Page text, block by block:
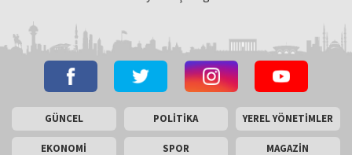
GÜNCEL POLİTİKA YEREL YÖNETİMLER
EKONOMİ SPOR MAGAZİN